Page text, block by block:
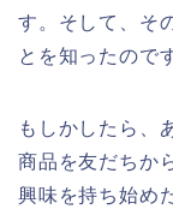
す。そして、そ
とを知ったので
もしかしたら、
商品を友だちか
興味を持ち始め